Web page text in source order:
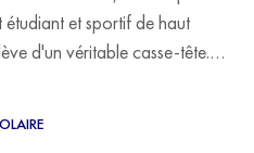
étudiant et sportif de haut
d'un véritable casse-tête.
abandonner ses études